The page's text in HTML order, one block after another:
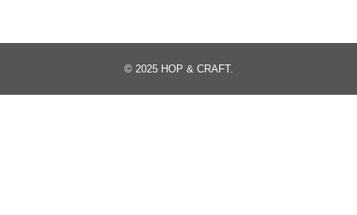
© 2025 HOP & CRAFT.